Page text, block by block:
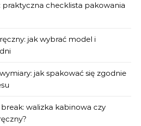
praktyczna checklista pakowania
jak wybrać model i
jak spakować się zgodnie
walizka kabinowa czy